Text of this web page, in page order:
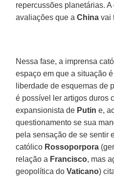
repercussões planetárias.
avaliações que aChina vai
Nessa fase, a imprensa
espaço em que a situação
liberdade de esquemas de
é possível ler artigos duros
expansionista de Putin e,
questionamento se sua
pela sensação de se sentir
católico Rossoporpora
relação a Francisco, mas
geopolítica doVaticano)